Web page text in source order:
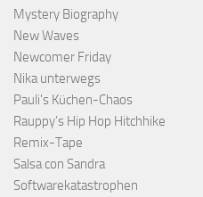
Mystery Biography
New Waves
Newcomer Friday
Nika unterwegs
Pauli's Küchen-Chaos
Rauppy’s Hip Hop Hitchhike
Remix-Tape
Salsa con Sandra
Softwarekatastrophen